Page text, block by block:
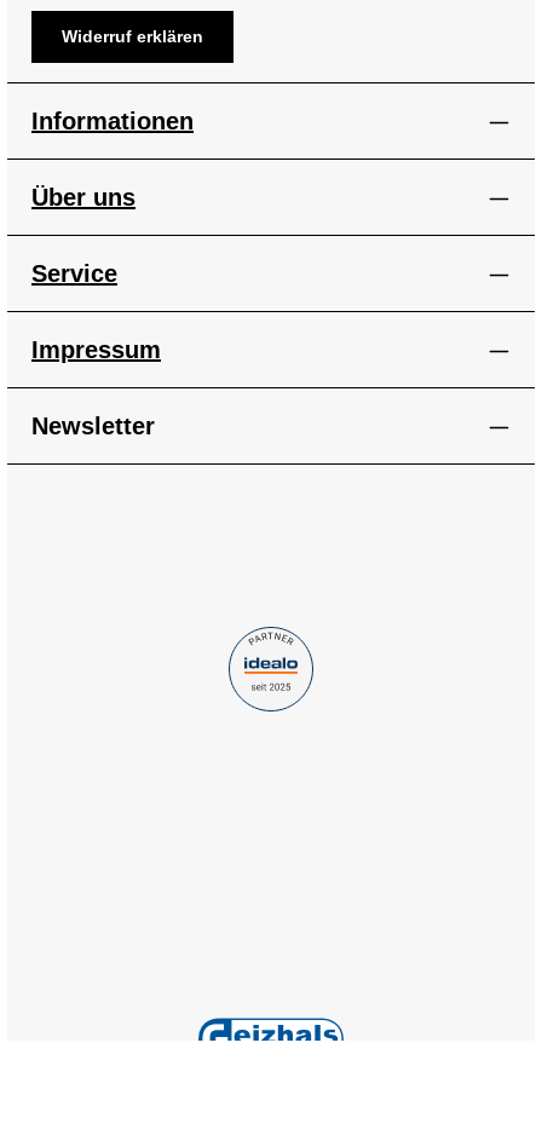
Widerruf erklären
Informationen
Über uns
Service
Impressum
Newsletter